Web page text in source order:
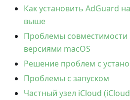
Как установить AdGuard
выше
Проблемы
версиями macOS
Решение проблем с
Проблемы с запуском
Частный узел iCloud